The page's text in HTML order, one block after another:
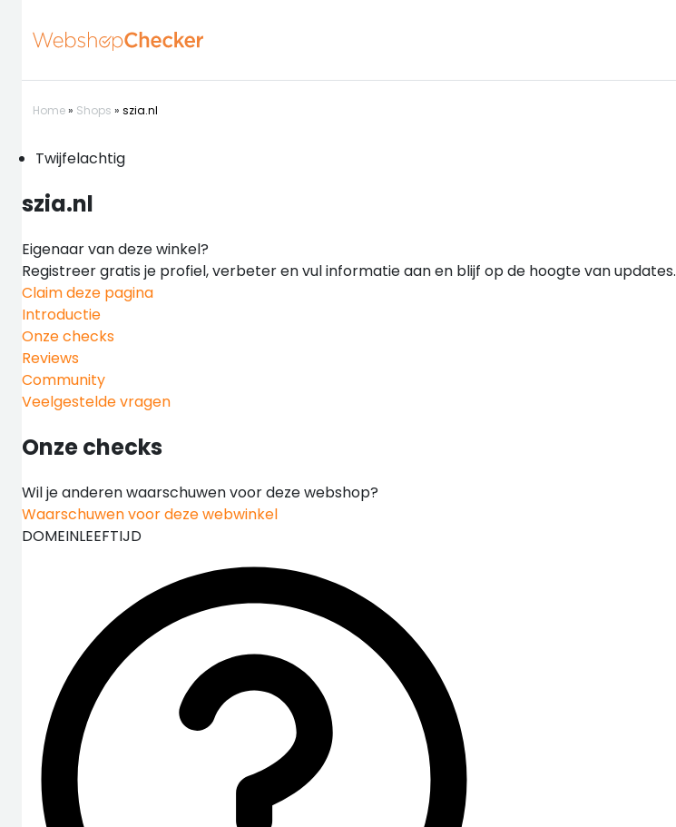
Home» Shops » szia.nl
Twijfelachtig
szia.nl
Eigenaar van deze winkel?
Registreer gratis je profiel, verbeter en vul informatie aan en blijf op de hoogte van updates.
Claim deze pagina
Introductie
Onze checks
Reviews
Community
Veelgestelde vragen
Onze checks
Wil je anderen waarschuwen voor deze webshop?
Waarschuwen voor deze webwinkel
DOMEINLEEFTIJD